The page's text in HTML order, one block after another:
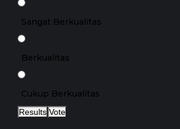
Sangat Berkualitas
Berkualitas
Cukup Berkualitas
Results Vote